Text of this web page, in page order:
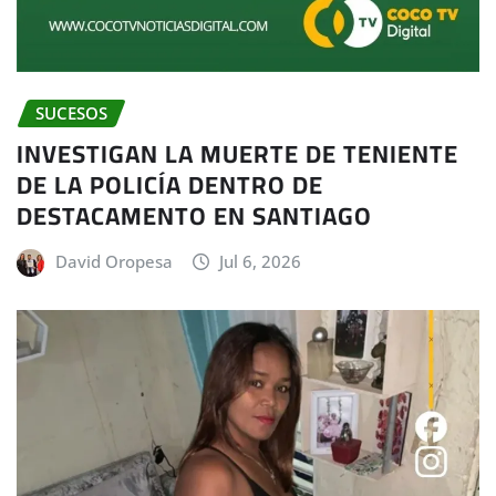
SUCESOS
INVESTIGAN LA MUERTE DE TENIENTE
DE LA POLICÍA DENTRO DE
DESTACAMENTO EN SANTIAGO
David Oropesa Jul 6, 2026